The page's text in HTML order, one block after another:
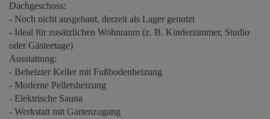
Dachgeschoss:
- Noch nicht ausgebaut, derzeit als Lager genutzt
- Ideal für zusätzlichen Wohnraum (z. B. Kinderzimmer, Studio
oder Gästeetage)
Ausstattung:
- Beheizter Keller mit Fußbodenheizung
- Moderne Pelletsheizung
- Elektrische Sauna
- Werkstatt mit Gartenzugang